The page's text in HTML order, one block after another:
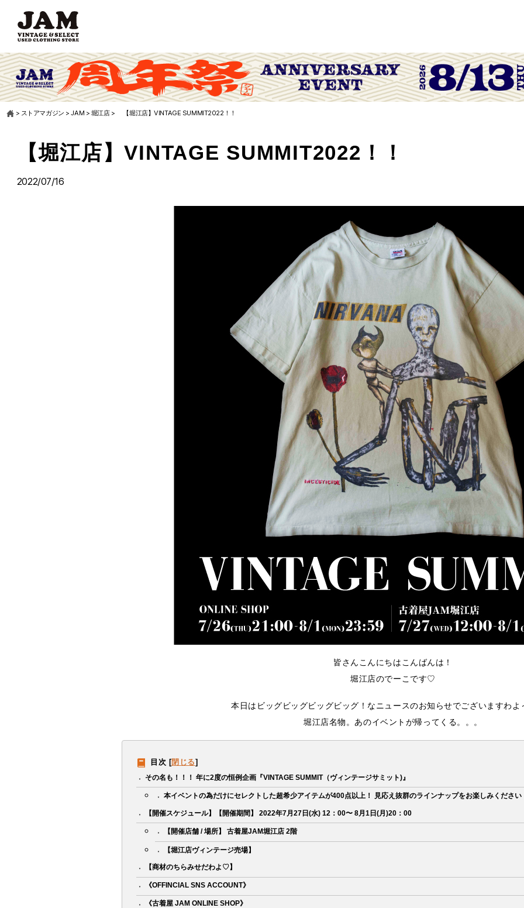
> ストアマガジン >JAM > 堀江店> 【堀江店】VINTAGE SUMMIT2022！！
【堀江店】VINTAGE SUMMIT2022！！
2022/07/16
皆さんこんにちはこんばんは！
堀江店のでーこです♡
本日はビッグビッグビッグビッグ！なニュースのお知らせでございますわよ
堀江店名物。あのイベントが帰ってくる。。。
目次 [閉じる]
その名も！！！ 年に2度の恒例企画『VINTAGE SUMMIT（ヴィンテージサミット)』
本イベントの為だけにセレクトした超希少アイテムが400点以上！ 見応え抜群のラインナップをお楽しみください
【開催スケジュール】【開催期間】 2022年7月27日(水) 12：00〜 8月1日(月)20：00
【開催店舗 / 場所】 古着屋JAM堀江店 2階
【堀江店ヴィンテージ売場】
【商材のちらみせだわよ♡】
《OFFINCIAL SNS ACCOUNT》
《古着屋 JAM ONLINE SHOP》